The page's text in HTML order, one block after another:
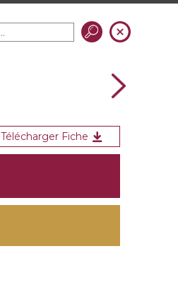
Télécharger Fiche